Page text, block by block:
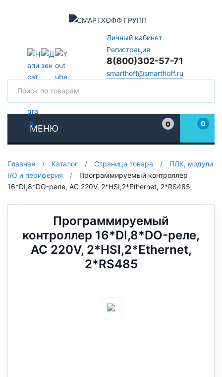
Личный кабинет
Регистрация
8(800)302-57-71
smarthoff@smarthoff.ru
МЕНЮ
0
0
Главная / Каталог / Страница товара /
ПЛК, модули
I/O и периферия
/
Программируемый контроллер
16*DI,8*DO-реле, AC 220V, 2*HSI,2*Ethernet, 2*RS485
Программируемый
контроллер 16*DI,8*DO-реле,
AC 220V, 2*HSI,2*Ethernet,
2*RS485